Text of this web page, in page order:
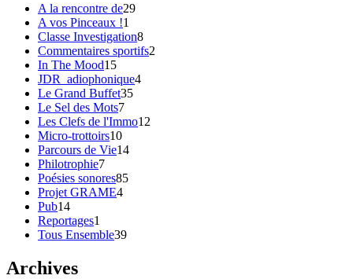
A la rencontre de29
A vos Pinceaux !1
Classe Investigation8
Commentaires sportifs2
In The Mood15
JDR_adiophonique4
Le Grand Buffet35
Le Sel des Mots7
Les Clefs de l'Immo12
Micro-trottoirs10
Parcours de Vie14
Philotrophie7
Poésies sonores85
Projet GRAME4
Pub14
Reportages1
Tous Ensemble39
Archives